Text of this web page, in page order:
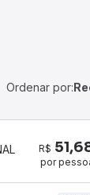
Ordenar por:
R$
por